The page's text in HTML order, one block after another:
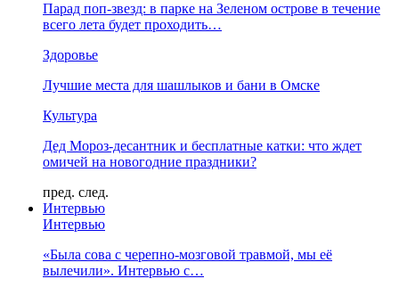
Парад поп-звезд: в парке на Зеленом острове в течение
всего лета будет проходить…
Здоровье
Лучшие места для шашлыков и бани в Омске
Культура
Дед Мороз-десантник и бесплатные катки: что ждет
омичей на новогодние праздники?
пред. след.
Интервью
Интервью
«Была сова с черепно-мозговой травмой, мы её
вылечили». Интервью с…